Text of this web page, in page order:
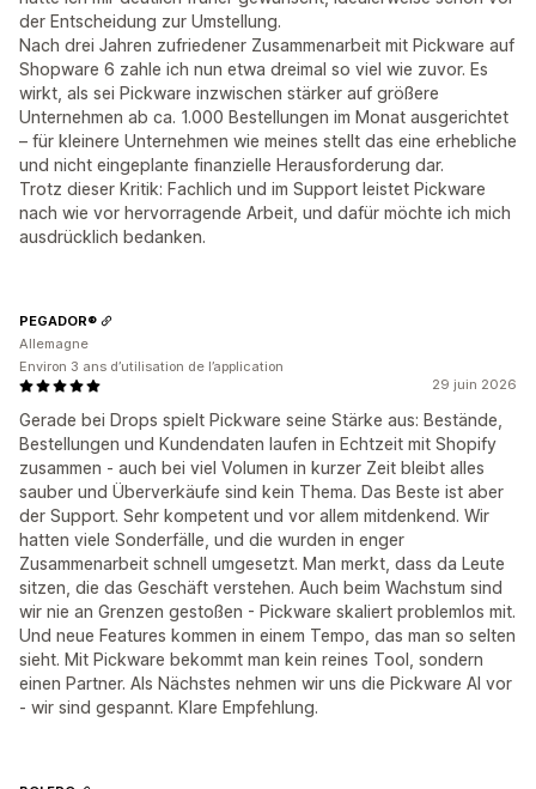
der Entscheidung zur Umstellung.
Nach drei Jahren zufriedener Zusammenarbeit mit Pickware auf
Shopware 6 zahle ich nun etwa dreimal so viel wie zuvor. Es
wirkt, als sei Pickware inzwischen stärker auf größere
Unternehmen ab ca. 1.000 Bestellungen im Monat ausgerichtet
– für kleinere Unternehmen wie meines stellt das eine erhebliche
und nicht eingeplante finanzielle Herausforderung dar.
Trotz dieser Kritik: Fachlich und im Support leistet Pickware
nach wie vor hervorragende Arbeit, und dafür möchte ich mich
ausdrücklich bedanken.
29 juin 2026
Gerade bei Drops spielt Pickware seine Stärke aus: Bestände,
Bestellungen und Kundendaten laufen in Echtzeit mit Shopify
zusammen - auch bei viel Volumen in kurzer Zeit bleibt alles
sauber und Überverkäufe sind kein Thema. Das Beste ist aber
der Support. Sehr kompetent und vor allem mitdenkend. Wir
hatten viele Sonderfälle, und die wurden in enger
Zusammenarbeit schnell umgesetzt. Man merkt, dass da Leute
sitzen, die das Geschäft verstehen. Auch beim Wachstum sind
wir nie an Grenzen gestoßen - Pickware skaliert problemlos mit.
Und neue Features kommen in einem Tempo, das man so selten
sieht. Mit Pickware bekommt man kein reines Tool, sondern
einen Partner. Als Nächstes nehmen wir uns die Pickware AI vor
- wir sind gespannt. Klare Empfehlung.
PEGADOR®
Allemagne
Environ 3 ans d’utilisation de l’application